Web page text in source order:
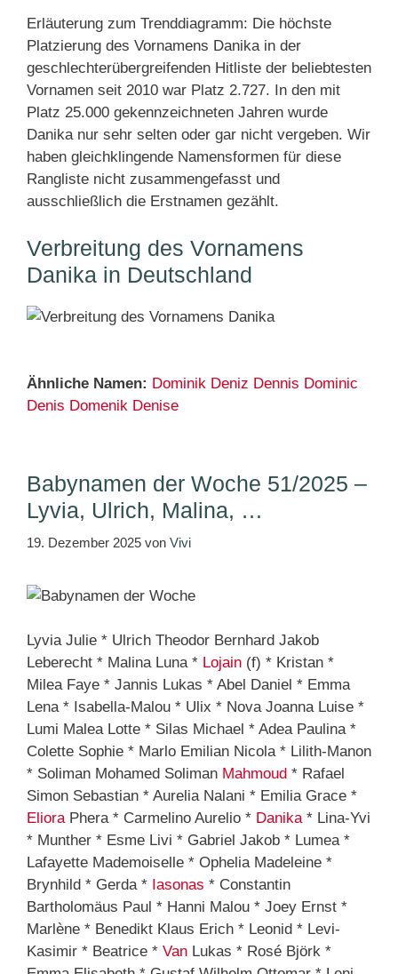
Erläuterung zum Trenddiagramm: Die höchste
Platzierung des Vornamens Danika in der
geschlechterübergreifenden Hitliste der beliebtesten
Vornamen seit 2010 war Platz 2.727. In den mit
Platz 25.000 gekennzeichneten Jahren wurde
Danika nur sehr selten oder gar nicht vergeben. Wir
haben gleichklingende Namensformen für diese
Rangliste nicht zusammengefasst und
ausschließlich die Erstnamen gezählt.
Verbreitung des Vornamens
Danika in Deutschland
Ähnliche Namen: Dominik Deniz Dennis Dominic
Denis Domenik Denise
Babynamen der Woche 51/2025 –
Lyvia, Ulrich, Malina, …
19. Dezember 2025 von Vivi
Lyvia Julie * Ulrich Theodor Bernhard Jakob
Leberecht * Malina Luna * Lojain (f) * Kristan *
Milea Faye * Jannis Lukas * Abel Daniel * Emma
Lena * Isabella-Malou * Ulix * Nova Joanna Luise *
Lumi Malea Lotte * Silas Michael * Adea Paulina *
Colette Sophie * Marlo Emilian Nicola * Lilith-Manon
* Soliman Mohamed Soliman Mahmoud * Rafael
Simon Sebastian * Aurelia Nalani * Emilia Grace *
ElioraPhera * Carmelino Aurelio * Danika* Lina-Yvi
* Munther * Esme Livi * Gabriel Jakob * Lumea *
Lafayette Mademoiselle * Ophelia Madeleine *
Brynhild * Gerda * Iasonas * Constantin
Bartholomäus Paul * Hanni Malou * Joey Ernst *
Marlène * Benedikt Klaus Erich * Leonid * Levi-
Kasimir * Beatrice * Van Lukas * Rosé Björk *